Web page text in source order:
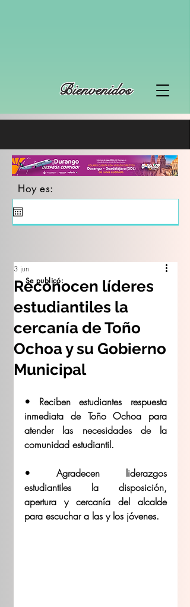
Bienvenidos
Hoy es:
Reconocen líderes
estudiantiles la
cercanía de Toño
Ochoa y su Gobierno
Municipal
3 jun
• Reciben estudiantes respuesta
inmediata de Toño Ochoa para
atender las necesidades de la
comunidad estudiantil.
• ⁠Agradecen liderazgos
estudiantiles la disposición,
apertura y cercanía del alcalde
para escuchar a las y los jóvenes.
Se publicó: